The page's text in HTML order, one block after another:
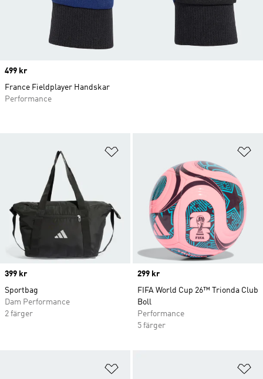
Price
399 kr
Sportbag
Dam Performance
2 färger
Price
299 kr
FIFA World Cup 26™ Trionda Club
Boll
Performance
5 färger
Price
499 kr
France Fieldplayer Handskar
Performance